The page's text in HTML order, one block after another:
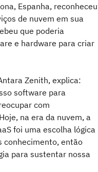
Espanha, reconheceu
de nuvem em sua
que poderia
e hardware para criar
Zenith, explica:
software para
com
na era da nuvem, a
foi uma escolha lógica
conhecimento, então
para sustentar nossa